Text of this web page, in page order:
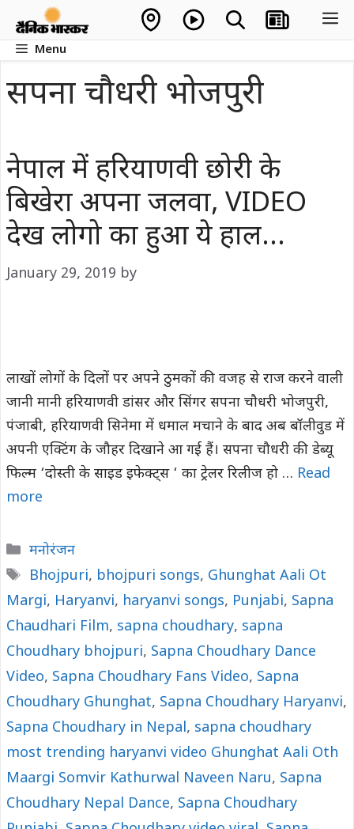
contentMenu
सपना चौधरी भोजपुरी
नेपाल में हर‍ियाणवी छोरी के
बिखेरा अपना जलवा, VIDEO
देख लोगो का हुआ ये हाल…
January 29, 2019 by
लाखों लोगों के द‍िलों पर अपने ठुमकों की वजह से राज करने वाली
जानी मानी हर‍ियाणवी डांसर और स‍िंगर सपना चौधरी भोजपुरी,
पंजाबी, हरियाणवी सिनेमा में धमाल मचाने के बाद अब बॉलीवुड में
अपनी एक्टिंग के जौहर दिखाने आ गई हैं। सपना चौधरी की डेब्यू
फिल्म ‘दोस्ती के साइड इफेक्ट्स ‘ का ट्रेलर रिलीज हो … Read
more
Categories
मनोरंजन
Tags
Bhojpuri, bhojpuri songs, Ghunghat Aali Ot
Margi, Haryanvi, haryanvi songs, Punjabi, Sapna
Chaudhari Film, sapna choudhary, sapna
Choudhary bhojpuri, Sapna Choudhary Dance
Video, Sapna Choudhary Fans Video, Sapna
Choudhary Ghunghat, Sapna Choudhary Haryanvi,
Sapna Choudhary in Nepal, sapna choudhary
most trending haryanvi video Ghunghat Aali Oth
Maargi Somvir Kathurwal Naveen Naru, Sapna
Choudhary Nepal Dance, Sapna Choudhary